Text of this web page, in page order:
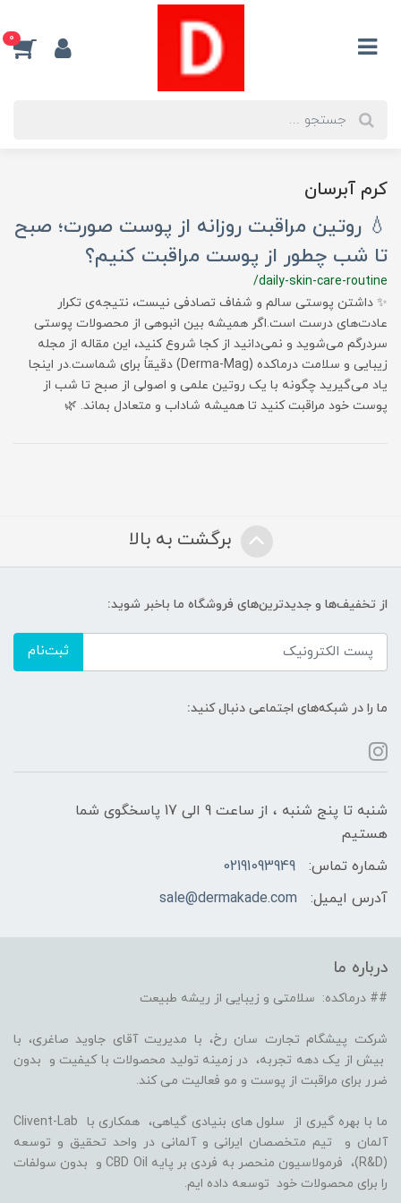
0
کرم آبرسان
💧 روتین مراقبت روزانه از پوست صورت؛ صبح
تا شب چطور از پوست مراقبت کنیم؟
/daily-skin-care-routine
✨ داشتن پوستی سالم و شفاف تصادفی نیست، نتیجه‌ی تکرار
عادت‌های درست است.اگر همیشه بین انبوهی از محصولات پوستی
سردرگم می‌شوید و نمی‌دانید از کجا شروع کنید، این مقاله از مجله
زیبایی و سلامت درماکده (Derma-Mag) دقیقاً برای شماست.در اینجا
یاد می‌گیرید چگونه با یک روتین علمی و اصولی از صبح تا شب از
پوست خود مراقبت کنید تا همیشه شاداب و متعادل بماند. 🌿
برگشت به بالا
از تخفیف‌ها و جدیدترین‌های فروشگاه ما باخبر شوید:
ثبت‌نام
ما را در شبکه‌های اجتماعی دنبال کنید:
شنبه تا پنج شنبه ، از ساعت 9 الی 17 پاسخگوی شما
هستیم
شماره تماس:
02191093949
آدرس ایمیل:
sale@dermakade.com
درباره ما
## درماکده: سلامتی و زیبایی از ریشه طبیعت
شرکت پیشگام تجارت سان رخ، با مدیریت آقای جاوید صاغری، با
بیش از یک دهه تجربه، در زمینه تولید محصولات با کیفیت و بدون
ضرر برای مراقبت از پوست و مو فعالیت می کند.
ما با بهره گیری از سلول های بنیادی گیاهی، همکاری با Clivent-Lab
آلمان و تیم متخصصان ایرانی و آلمانی در واحد تحقیق و توسعه
(R&D)، فرمولاسیون منحصر به فردی بر پایه CBD Oil و بدون سولفات
را برای محصولات خود توسعه داده ایم.